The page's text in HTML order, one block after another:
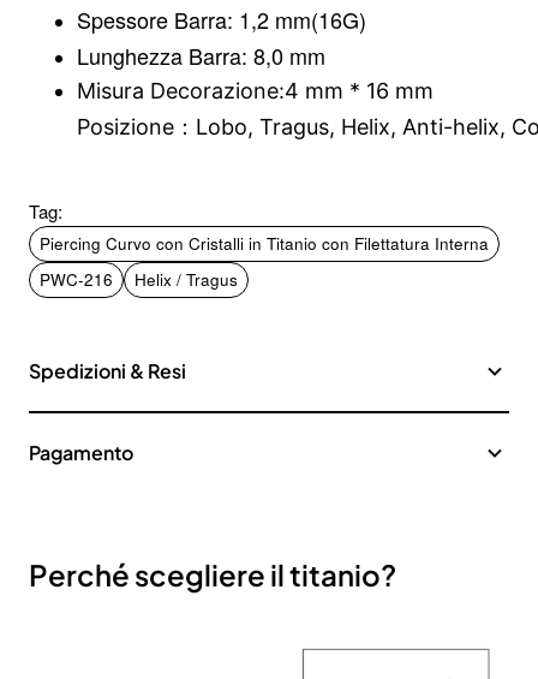
Spessore Barra: 1,2 mm(16G)
Lunghezza Barra: 8,0 mm
Misura Decorazione:4 mm * 16 mm
Posizione：Lobo, Tragus, Helix, Anti-helix,
Tag:
Piercing Curvo con Cristalli in Titanio con Filettatura Interna
PWC-216
Helix / Tragus
Spedizioni & Resi
Pagamento
Perché scegliere il titanio?